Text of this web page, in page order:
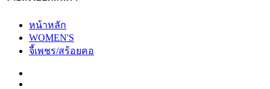
หน้าหลัก
WOMEN'S
จี้เพชร/สร้อยคอ